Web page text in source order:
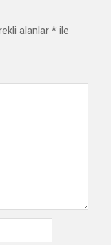
alanlar * ile